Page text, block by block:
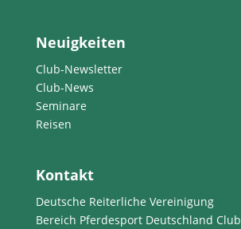
Neuigkeiten
Club-Newsletter
Club-News
Seminare
Reisen
Kontakt
Deutsche Reiterliche Vereinigung
Bereich Pferdesport Deutschland Club